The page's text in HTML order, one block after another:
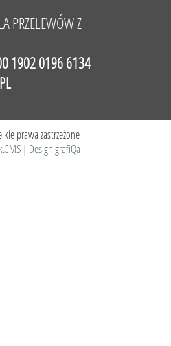
PRZELEWÓW Z
1902 0196 6134
prawa zastrzeżone
| Design grafiQa